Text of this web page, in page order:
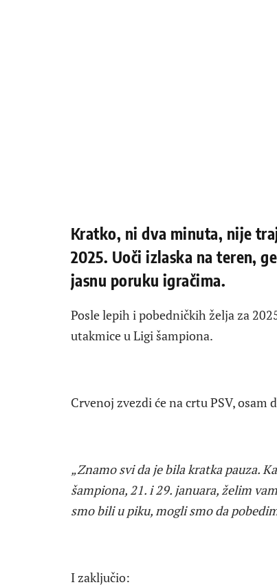
Kratko, ni dva minuta, nije
2025. Uoči izlaska na teren,
jasnu poruku igračima.
Posle lepih i pobedničkih želja za
utakmice u Ligi šampiona.
Crvenoj zvezdi će na crtu PSV,
„Znamo svi da je bila kratka pauza.
šampiona, 21. i 29. januara, želim
smo bili u piku, mogli smo da
I zaključio: